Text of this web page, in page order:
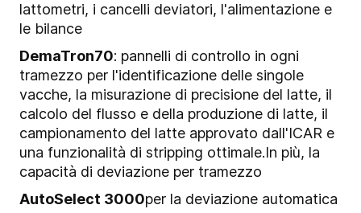
lattometri, i cancelli deviatori, l'alimentazione e
le bilance
DemaTron70: pannelli di controllo in ogni
tramezzo per l'identificazione delle singole
vacche, la misurazione di precisione del latte, il
calcolo del flusso e della produzione di latte, il
campionamento del latte approvato dall'ICAR e
una funzionalità di stripping ottimale.In più, la
capacità di deviazione per tramezzo
AutoSelect 3000per la deviazione automatica